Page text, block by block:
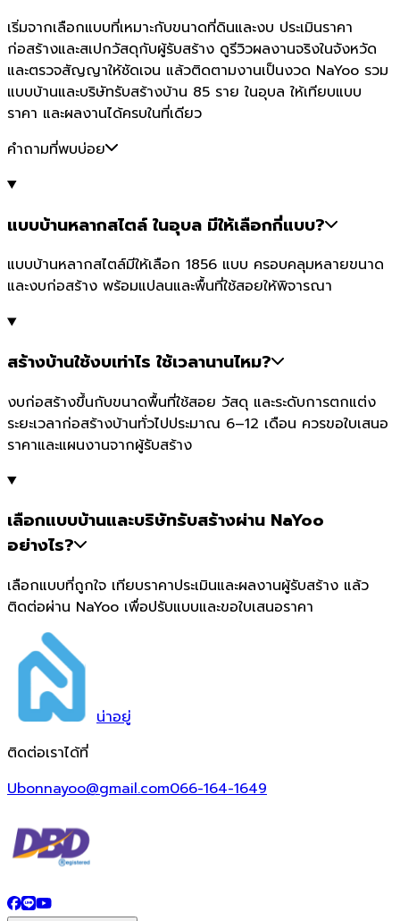
เริ่มจากเลือกแบบที่เหมาะกับขนาดที่ดินและงบ ประเมินราคา
ก่อสร้างและสเปกวัสดุกับผู้รับสร้าง ดูรีวิวผลงานจริงในจังหวัด
และตรวจสัญญาให้ชัดเจน แล้วติดตามงานเป็นงวด NaYoo รวม
แบบบ้านและบริษัทรับสร้างบ้าน 85 ราย ในอุบล ให้เทียบแบบ
ราคา และผลงานได้ครบในที่เดียว
คำถามที่พบบ่อย
แบบบ้านหลากสไตล์ ในอุบล มีให้เลือกกี่แบบ?
แบบบ้านหลากสไตล์มีให้เลือก 1856 แบบ ครอบคลุมหลายขนาด
และงบก่อสร้าง พร้อมแปลนและพื้นที่ใช้สอยให้พิจารณา
สร้างบ้านใช้งบเท่าไร ใช้เวลานานไหม?
งบก่อสร้างขึ้นกับขนาดพื้นที่ใช้สอย วัสดุ และระดับการตกแต่ง
ระยะเวลาก่อสร้างบ้านทั่วไปประมาณ 6–12 เดือน ควรขอใบเสนอ
ราคาและแผนงานจากผู้รับสร้าง
เลือกแบบบ้านและบริษัทรับสร้างผ่าน NaYoo
อย่างไร?
เลือกแบบที่ถูกใจ เทียบราคาประเมินและผลงานผู้รับสร้าง แล้ว
ติดต่อผ่าน NaYoo เพื่อปรับแบบและขอใบเสนอราคา
น่าอยู่
ติดต่อเราได้ที่
Ubonnayoo@gmail.com066-164-1649